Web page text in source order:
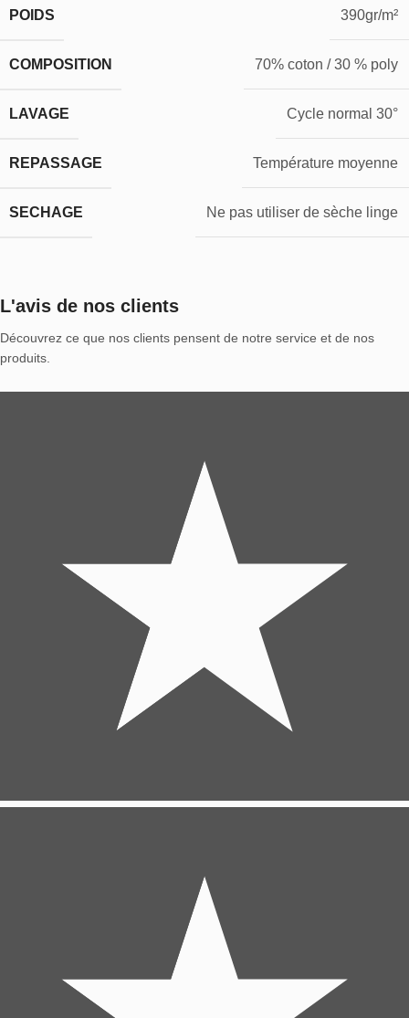
POIDS 390gr/m²
COMPOSITION 70% coton / 30 % poly
LAVAGE Cycle normal 30°
REPASSAGE Température moyenne
SECHAGE Ne pas utiliser de sèche linge
L'avis de nos clients
Découvrez ce que nos clients pensent de notre service et de nos
produits.